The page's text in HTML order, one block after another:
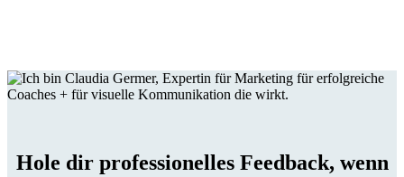
Hole dir professionelles Feedback, wenn